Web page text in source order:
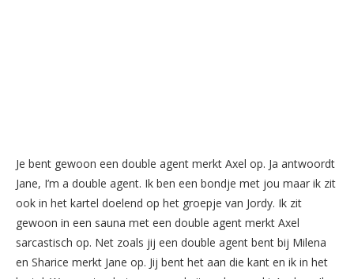
Je bent gewoon een double agent merkt Axel op. Ja antwoordt
Jane, I’m a double agent. Ik ben een bondje met jou maar ik zit
ook in het kartel doelend op het groepje van Jordy. Ik zit
gewoon in een sauna met een double agent merkt Axel
sarcastisch op. Net zoals jij een double agent bent bij Milena
en Sharice merkt Jane op. Jij bent het aan die kant en ik in het